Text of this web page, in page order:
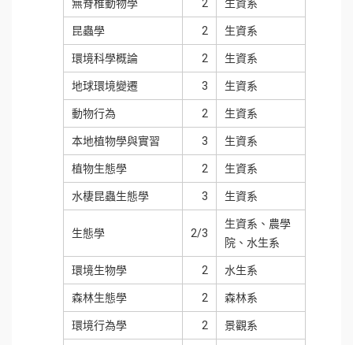
無脊椎動物學 2 生資系
昆蟲學 2 生資系
環境科學概論 2 生資系
地球環境變遷 3 生資系
動物行為 2 生資系
本地植物學與實習 3 生資系
植物生態學 2 生資系
水棲昆蟲生態學 3 生資系
生態學 2/3
生資系、農學
院、水生系
環境生物學 2 水生系
森林生態學 2 森林系
環境行為學 2 景觀系